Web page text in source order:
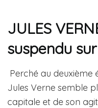
JULES
suspendu
Perché au deuxième
Jules Verne semble
capitale et de son